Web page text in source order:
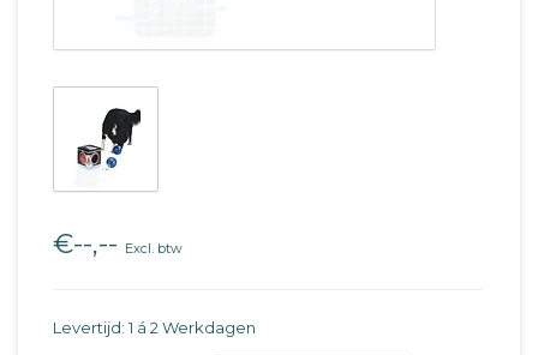
€--,-- Excl. btw
Levertijd: 1 á 2 Werkdagen